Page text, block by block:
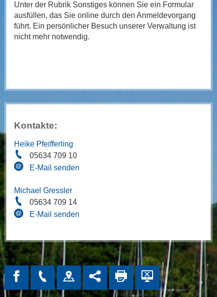
Unter der Rubrik Sonstiges können Sie ein Formular
ausfüllen, das Sie online durch den Anmeldevorgang
führt. Ein persönlicher Besuch unserer Verwaltung ist
nicht mehr notwendig.
Kontakte:
Heike Pfeifferling
05634 709 10
E-Mail senden
Michael Gressler
05634 709 14
E-Mail senden